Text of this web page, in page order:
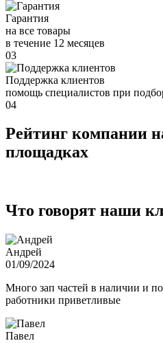
Гарантия
на все товары
в течение 12 месяцев
03
Поддержка клиентов
помощь специалистов при
04
Рейтинг компании
площадках
Что говорят наши
Андрей
01/09/2024
Много зап частей в наличии и
работники приветливые
Павел